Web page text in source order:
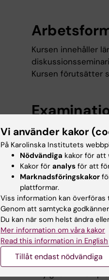
Kursen innehåller
Kursen förutsätter
Kursen examineras
skriftlig
individuell
På kursen ges
För betyget G krävs
För betyget VG
Möjlighet till
Om det föreligger
med
kursplanens
Vi använder kakor
På Karolinska Institutets
Nödvändiga kakor för att
Kakor för analys för att
Marknadsföringskakor
plattformar.
Viss information kan överföras
Genom att samtycka
Du kan när som helst ändra
Mer information om våra kakor
Read this information in English
Tillåt endast nödvändiga